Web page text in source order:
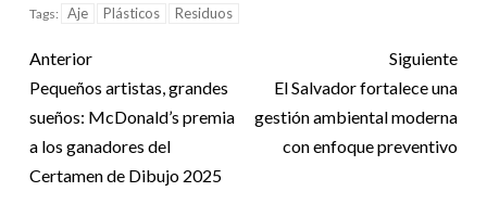
Tags: Aje Plásticos Residuos
Anterior
Pequeños artistas, grandes
sueños: McDonald’s premia
a los ganadores del
Certamen de Dibujo 2025
Siguiente
El Salvador fortalece una
gestión ambiental moderna
con enfoque preventivo